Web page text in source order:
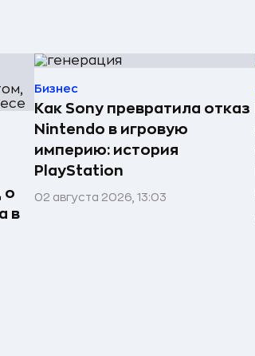
о
в
Бизнес
Как Sony превратила отказ
Nintendo в игровую
империю: история
PlayStation
02 августа 2026, 13:03